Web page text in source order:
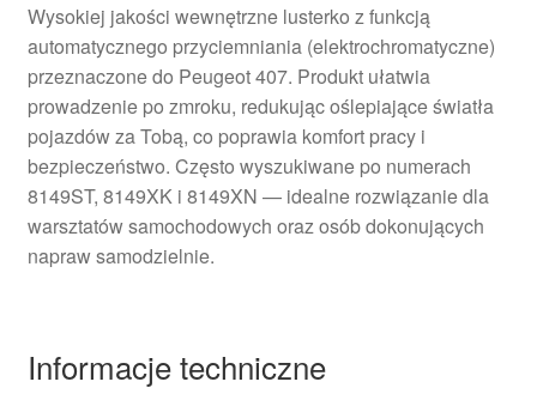
Wysokiej jakości wewnętrzne lusterko z funkcją
automatycznego przyciemniania (elektrochromatyczne)
przeznaczone do Peugeot 407. Produkt ułatwia
prowadzenie po zmroku, redukując oślepiające światła
pojazdów za Tobą, co poprawia komfort pracy i
bezpieczeństwo. Często wyszukiwane po numerach
8149ST, 8149XK i 8149XN — idealne rozwiązanie dla
warsztatów samochodowych oraz osób dokonujących
napraw samodzielnie.
Informacje techniczne